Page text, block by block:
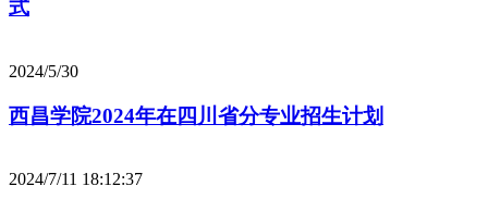
式
2024/5/30
西昌学院2024年在四川省分专业招生计划
2024/7/11 18:12:37